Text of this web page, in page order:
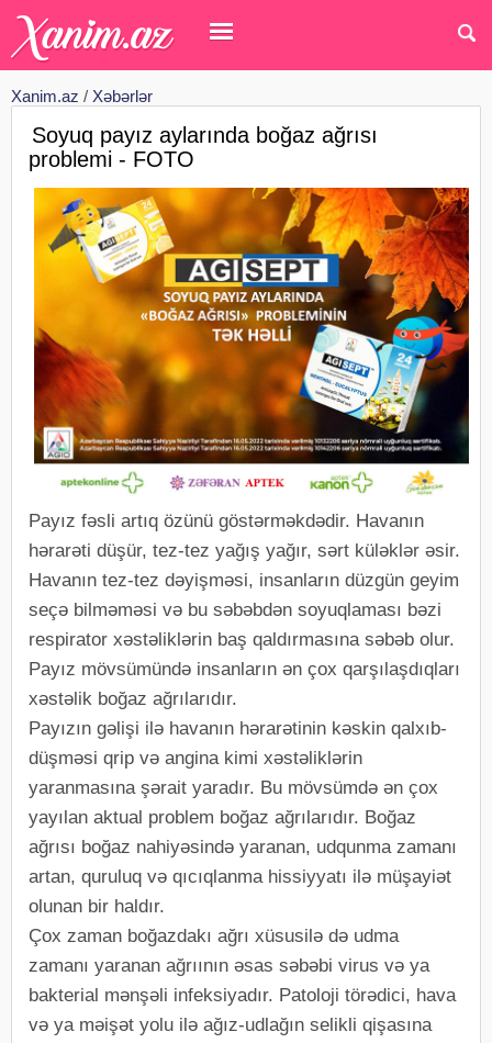
Xanim.az / Xəbərlər
Soyuq payız aylarında boğaz ağrısı
problemi - FOTO
Payız fəsli artıq özünü göstərməkdədir. Havanın
hərarəti düşür, tez-tez yağış yağır, sərt küləklər əsir.
Havanın tez-tez dəyişməsi, insanların düzgün geyim
seçə bilməməsi və bu səbəbdən soyuqlaması bəzi
respirator xəstəliklərin baş qaldırmasına səbəb olur.
Payız mövsümündə insanların ən çox qarşılaşdıqları
xəstəlik boğaz ağrılarıdır.
Payızın gəlişi ilə havanın hərarətinin kəskin qalxıb-
düşməsi qrip və angina kimi xəstəliklərin
yaranmasına şərait yaradır. Bu mövsümdə ən çox
yayılan aktual problem boğaz ağrılarıdır. Boğaz
ağrısı boğaz nahiyəsində yaranan, udqunma zamanı
artan, quruluq və qıcıqlanma hissiyyatı ilə müşayiət
olunan bir haldır.
Çox zaman boğazdakı ağrı xüsusilə də udma
zamanı yaranan ağrıının əsas səbəbi virus və ya
bakterial mənşəli infeksiyadır. Patoloji törədici, hava
və ya məişət yolu ilə ağız-udlağın selikli qişasına